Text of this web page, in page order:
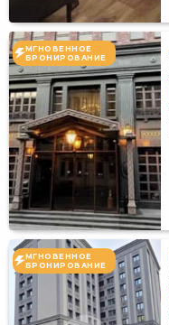
МГНОВЕННОЕ
БРОНИРОВАНИЕ
МГНОВЕННОЕ
БРОНИРОВАНИЕ